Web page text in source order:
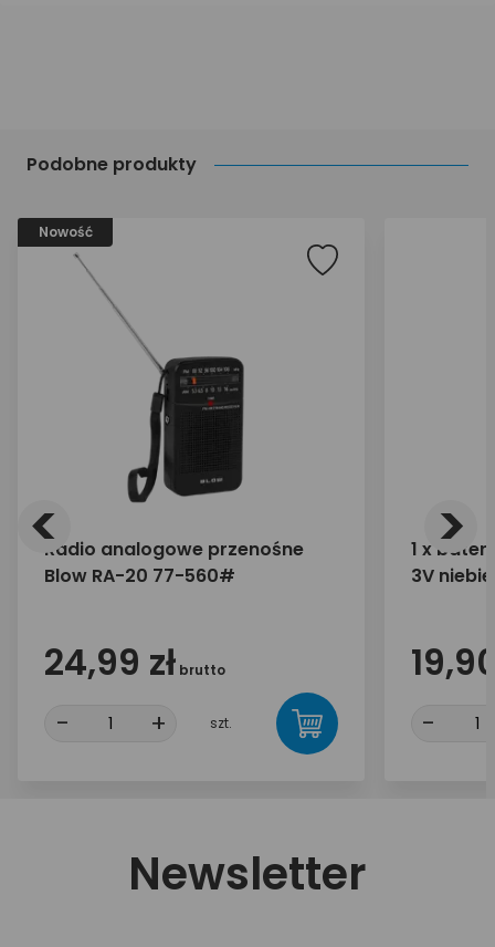
Podobne produkty
Nowość
Radio analogowe przenośne
Blow RA-20 77-560#
24,99 zł brutto
- + szt.
1 x
3V
-
< >
Newsletter